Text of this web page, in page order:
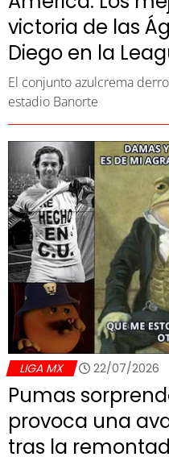
victoria de las
Diego en la
El conjunto azulcrema
estadio Banorte
LIGA MX 22/07/2026
Pumas
provoca una
tras la